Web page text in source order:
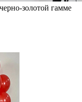
золотой гамме